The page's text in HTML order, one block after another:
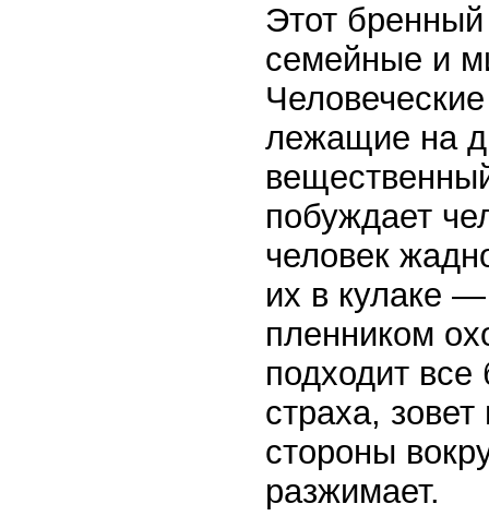
Этот
семейные и
лежащие на
побуждает
человек
их в кулаке
пленником
подходит
страха,
стороны
разжимает.